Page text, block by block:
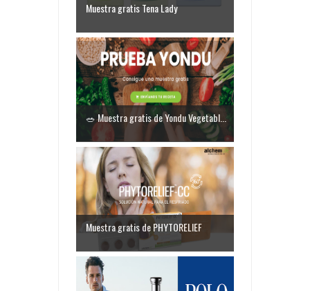
Muestra gratis Tena Lady
🥗 Muestra gratis de Yondu Vegetabl...
Muestra gratis de PHYTORELIEF